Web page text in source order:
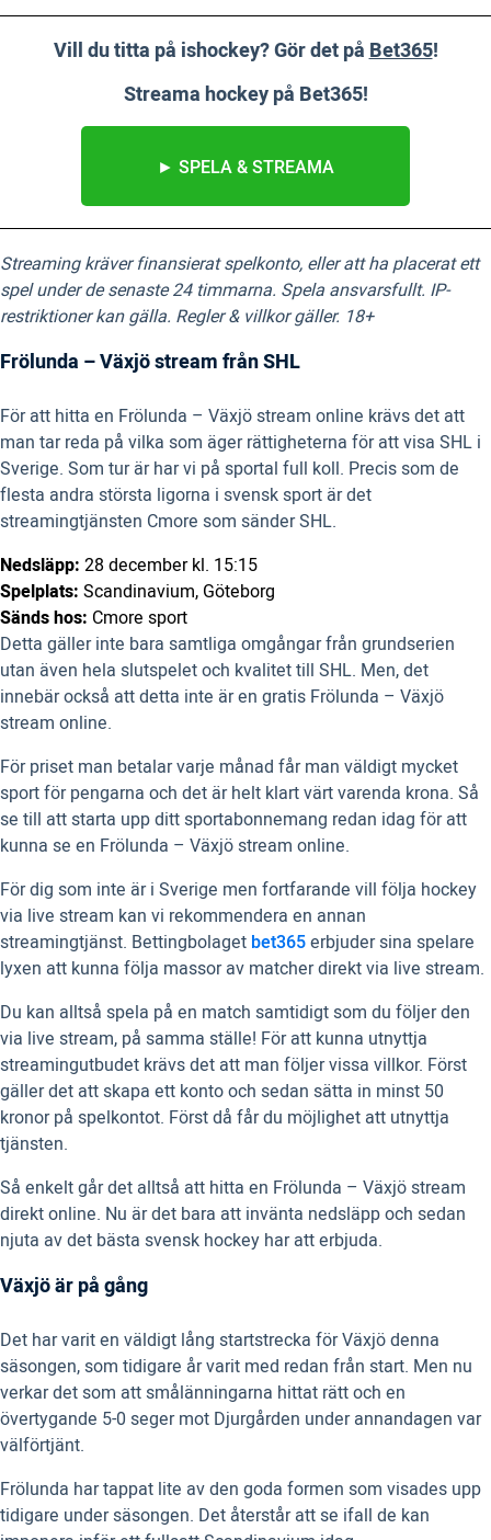
Vill du titta på ishockey? Gör det påBet365!
Streama hockey på Bet365!
► SPELA & STREAMA
Streaming kräver finansierat spelkonto, eller att ha placerat ett
spel under de senaste 24 timmarna. Spela ansvarsfullt. IP-
restriktioner kan gälla. Regler & villkor gäller. 18+
Frölunda – Växjö stream från SHL
För att hitta en Frölunda – Växjö stream online krävs det att
man tar reda på vilka som äger rättigheterna för att visa SHL i
Sverige. Som tur är har vi på sportal full koll. Precis som de
flesta andra största ligorna i svensk sport är det
streamingtjänsten Cmore som sänder SHL.
Nedsläpp: 28 december kl. 15:15
Spelplats: Scandinavium, Göteborg
Sänds hos: Cmore sport
Detta gäller inte bara samtliga omgångar från grundserien
utan även hela slutspelet och kvalitet till SHL. Men, det
innebär också att detta inte är en gratis Frölunda – Växjö
stream online.
För priset man betalar varje månad får man väldigt mycket
sport för pengarna och det är helt klart värt varenda krona. Så
se till att starta upp ditt sportabonnemang redan idag för att
kunna se en Frölunda – Växjö stream online.
För dig som inte är i Sverige men fortfarande vill följa hockey
via live stream kan vi rekommendera en annan
streamingtjänst. Bettingbolaget bet365erbjuder sina spelare
lyxen att kunna följa massor av matcher direkt via live stream.
Du kan alltså spela på en match samtidigt som du följer den
via live stream, på samma ställe! För att kunna utnyttja
streamingutbudet krävs det att man följer vissa villkor. Först
gäller det att skapa ett konto och sedan sätta in minst 50
kronor på spelkontot. Först då får du möjlighet att utnyttja
tjänsten.
Så enkelt går det alltså att hitta en Frölunda – Växjö stream
direkt online. Nu är det bara att invänta nedsläpp och sedan
njuta av det bästa svensk hockey har att erbjuda.
Växjö är på gång
Det har varit en väldigt lång startstrecka för Växjö denna
säsongen, som tidigare år varit med redan från start. Men nu
verkar det som att smålänningarna hittat rätt och en
övertygande 5-0 seger mot Djurgården under annandagen var
välförtjänt.
Frölunda har tappat lite av den goda formen som visades upp
tidigare under säsongen. Det återstår att se ifall de kan